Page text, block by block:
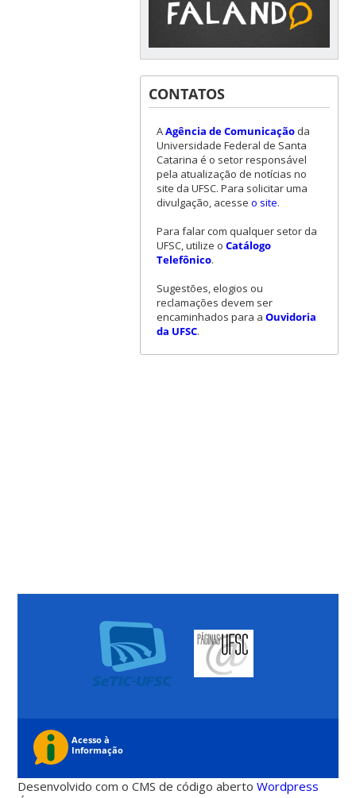
CONTATOS
AAgência de Comunicaçãoda
Universidade Federal de Santa
Catarina é o setor responsável
pela atualização de notícias no
site da UFSC. Para solicitar uma
divulgação, acesse o site.
Para falar com qualquer setor da
UFSC, utilize o Catálogo
Telefônico.
Sugestões, elogios ou
reclamações devem ser
encaminhados para a Ouvidoria
da UFSC.
Desenvolvido com o CMS de código abertoWordpress